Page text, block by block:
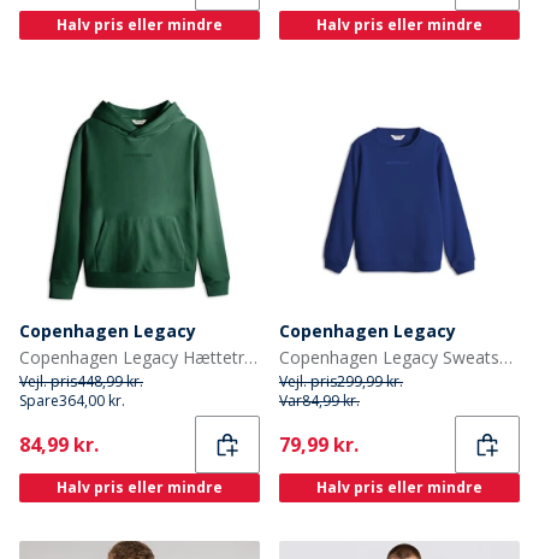
Halv pris eller mindre Halv pris eller mindre
Copenhagen Legacy
Copenhagen Legacy Hættetrøjer Grøn
Vejl. pris448,99 kr.
Spare364,00 kr.
Current
84,99 kr.
Halv pris eller mindre
Copenhagen Legacy
Copenhagen Legacy Sweatshirt Kobolt Blå
Vejl. pris299,99 kr.
Var84,99 kr.
Current
79,99 kr.
Halv pris eller mindre